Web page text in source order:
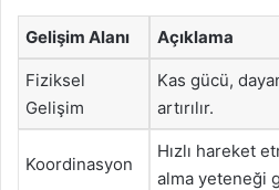
Gelişim Alanı Açıklama
Fiziksel
Gelişim
Kas gücü,
artırılır.
Koordinasyon
Hızlı hareket
alma yeteneği